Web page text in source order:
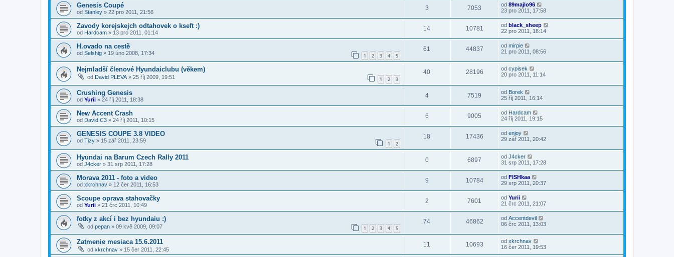
Genesis Coupé
od Stanley » 22 pro 2011, 21:56
3 7053 od 89majlo96
23 pro 2011, 17:58
Zavody korejskejch odtahovek o kseft :)
od Hardcam » 13 pro 2011, 01:14
14 10781 od black_sheep
22 pro 2011, 18:14
H.ovado na cestě
od Selshig » 19 úno 2008, 17:34 1 2 3 4 5
61 44837 od mirpie
21 pro 2011, 08:56
Nejmladší členové Hyundaiclubu (věkem)
od David PLEVA » 25 říj 2009, 19:51 1 2 3
40 28196 od cypisek
20 pro 2011, 11:14
Crushing Genesis
od Yurii » 24 říj 2011, 18:38
4 7519 od Borek
25 říj 2011, 16:14
New Accent Crash
od David C3 » 24 říj 2011, 10:15
6 9005 od Hardcam
24 říj 2011, 19:15
GENESIS COUPE 3.8 VIDEO
od Tizy » 15 zář 2011, 23:59 1 2
18 17436 od enjoy
29 zář 2011, 20:42
Hyundai na Barum Czech Rally 2011
od J4cker » 31 srp 2011, 17:28
0 6897 od J4cker
31 srp 2011, 17:28
Morava 2011 - foto a video
od xkrchnav » 12 čer 2011, 16:53
9 10784 od FISHkaa
29 srp 2011, 20:37
Scoupe oprava stahovačky
od Yurii » 21 črc 2011, 10:49
2 7601 od Yurii
21 črc 2011, 21:07
fotky z akcí i bez hyundaiu :)
od pepan » 09 kvě 2009, 09:07 1 2 3 4 5
74 46862 od Accentdevil
06 črc 2011, 13:03
Zatmenie mesiaca 15.6.2011
od xkrchnav » 15 čer 2011, 22:45
11 10693 od xkrchnav
16 čer 2011, 19:53